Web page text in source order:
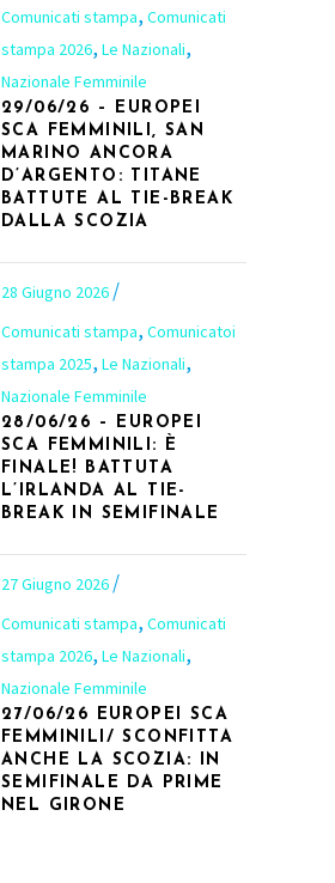
Comunicati stampa, Comunicati
stampa 2026, Le Nazionali,
Nazionale Femminile
29/06/26 – EUROPEI
SCA FEMMINILI, SAN
MARINO ANCORA
D’ARGENTO: TITANE
BATTUTE AL TIE-BREAK
DALLA SCOZIA
28 Giugno 2026
Comunicati stampa, Comunicatoi
stampa 2025, Le Nazionali,
Nazionale Femminile
28/06/26 – EUROPEI
SCA FEMMINILI: È
FINALE! BATTUTA
L’IRLANDA AL TIE-
BREAK IN SEMIFINALE
27 Giugno 2026
Comunicati stampa, Comunicati
stampa 2026, Le Nazionali,
Nazionale Femminile
27/06/26 EUROPEI SCA
FEMMINILI/ SCONFITTA
ANCHE LA SCOZIA: IN
SEMIFINALE DA PRIME
NEL GIRONE